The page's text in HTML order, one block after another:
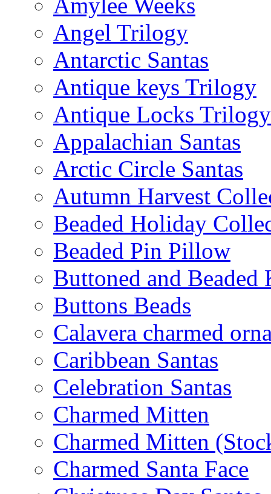
Amylee Weeks
Angel Trilogy
Antarctic Santas
Antique keys Trilogy
Antique Locks Trilogy
Appalachian Santas
Arctic Circle Santas
Autumn Harvest
Beaded Holiday
Beaded Pin Pillow
Buttoned and Beaded
Buttons Beads
Calavera charmed
Caribbean Santas
Celebration Santas
Charmed Mitten
Charmed Mitten
Charmed Santa Face